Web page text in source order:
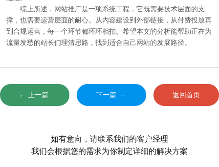
综上所述，网站推广是一项系统工程，它既需要技术层面的支
撑，也需要运营层面的耐心。从内容建设到外部链接，从付费投放再
到合规运营，每一个环节都环环相扣。希望本文的分析能帮助正在为
流量发愁的站长们理清思路，找到适合自己网站的发展路径。
← 上一篇 下一篇 → 返回首页
如有意向，请联系我们的客户经理
我们会根据您的需求为你制定详细的解决方案